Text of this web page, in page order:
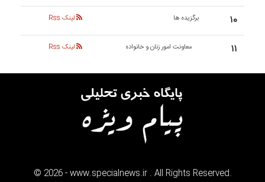
۱۰ برگزیده ها لینک Rss
۱۱ معاونت امور زنان و خانواده لینک Rss
© 2026- www.specialnews.ir . All Rights Reserved.